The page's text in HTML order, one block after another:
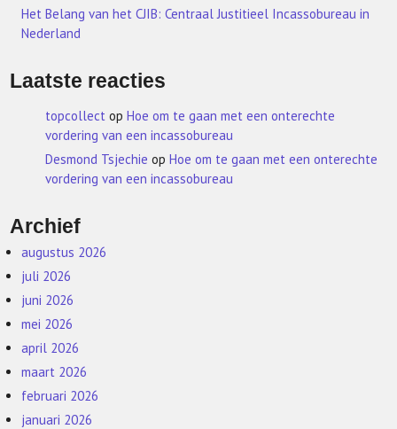
Het Belang van het CJIB: Centraal Justitieel Incassobureau in
Nederland
Laatste reacties
topcollect opHoe om te gaan met een onterechte
vordering van een incassobureau
Desmond Tsjechie opHoe om te gaan met een onterechte
vordering van een incassobureau
Archief
augustus 2026
juli 2026
juni 2026
mei 2026
april 2026
maart 2026
februari 2026
januari 2026